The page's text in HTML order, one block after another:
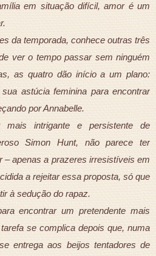
em situação difícil, amor é um
da temporada, conhece outras três
ver o tempo passar sem ninguém
as quatro dão início a um plano:
astúcia feminina para encontrar
por Annabelle.
mais intrigante e persistente de
Simon Hunt, não parece ter
– apenas a prazeres irresistíveis em
a rejeitar essa proposta, só que
à sedução do rapaz.
encontrar um pretendente mais
se complica depois que, numa
entrega aos beijos tentadores de